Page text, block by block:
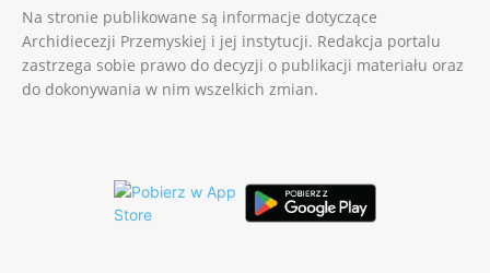
Na stronie publikowane są informacje dotyczące
Archidiecezji Przemyskiej i jej instytucji. Redakcja portalu
zastrzega sobie prawo do decyzji o publikacji materiału oraz
do dokonywania w nim wszelkich zmian.